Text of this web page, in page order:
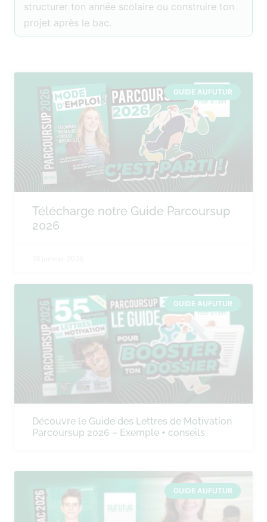
structurer ton année scolaire ou construire ton
projet après le bac.
GUIDE AUFUTUR
Télécharge notre Guide Parcoursup
2026
GUIDE AUFUTUR
Découvre le Guide des Lettres de Motivation
Parcoursup 2026 – Exemple + conseils
GUIDE AUFUTUR